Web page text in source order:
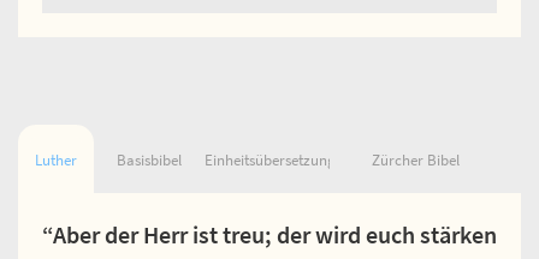
Luther Basisbibel Einheitsübersetzung Zürcher Bibel
“Aber der Herr ist treu; der wird euch stärken